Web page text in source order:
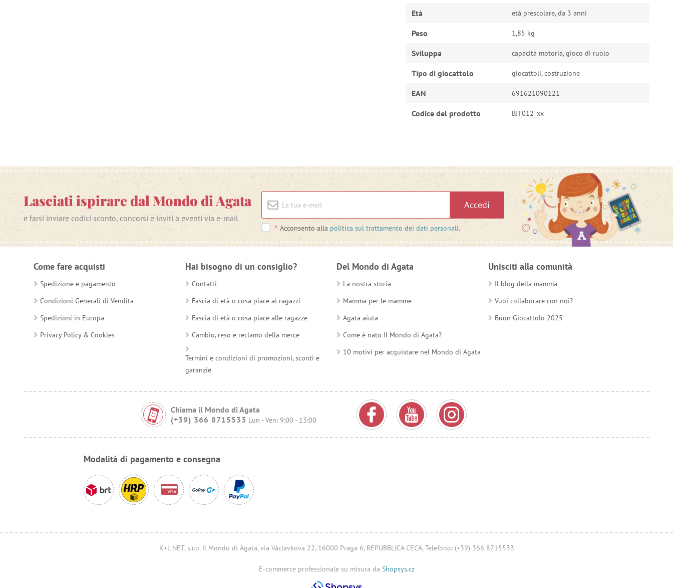
Età età prescolare, da 3 anni
Peso 1,85 kg
Sviluppa capacità motoria, gioco di ruolo
Tipo di giocattolo giocattoli, costruzione
EAN 691621090121
Codice del prodotto BJT012_xx
Lasciati ispirare dal Mondo di Agata
e farsi inviare codici sconto, concorsi e inviti a eventi via e-mail
Accedi
* Acconsento alla politica sul trattamento dei dati personali.
Come fare acquisti
Spedizione e pagamento
Condizioni Generali di Vendita
Spedizioni in Europa
Privacy Policy & Cookies
Hai bisogno di un consiglio?
Contatti
Fascia di età o cosa piace ai ragazzi
Fascia di età o cosa piace alle ragazze
Cambio, reso e reclamo della merce
Termini e condizioni di promozioni, sconti e
garanzie
Del Mondo di Agata
La nostra storia
Mamma per le mamme
Agata aiuta
Come è nato Il Mondo di Agata?
10 motivi per acquistare nel Mondo di Agata
Unisciti alla comunità
Il blog della mamma
Vuoi collaborare con noi?
Buon Giocattolo 2025
Chiama il Mondo di Agata
(+39) 366 8715533 Lun - Ven: 9:00 - 13:00
Modalità di pagamento e consegna
K+L NET, s.r.o. Il Mondo di Agata, via Václavkova 22, 16000 Praga 6, REPUBBLICA CECA, Telefono: (+39) 366 8715533
E-commerce professionale su misura da Shopsys.cz